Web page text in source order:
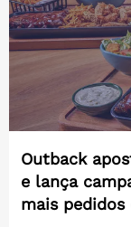
Outback
e lança
mais